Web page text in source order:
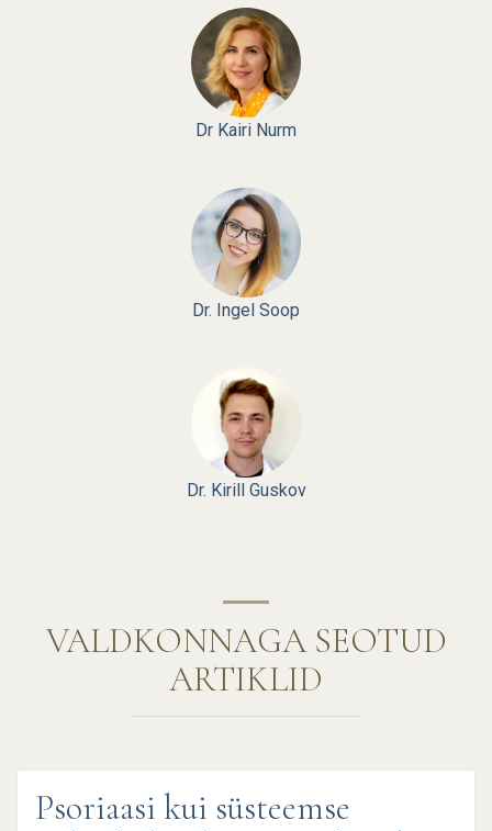
Dr Kairi Nurm
Dr. Ingel Soop
Dr. Kirill Guskov
VALDKONNAGA SEOTUD
ARTIKLID
Psoriaasi kui süsteemse